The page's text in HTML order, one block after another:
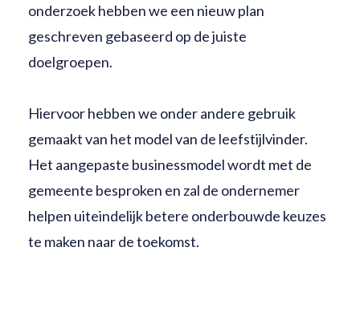
onderzoek hebben we een nieuw plan
geschreven gebaseerd op de juiste
doelgroepen.
Hiervoor hebben we onder andere gebruik
gemaakt van het model van de leefstijlvinder.
Het aangepaste businessmodel wordt met de
gemeente besproken en zal de ondernemer
helpen uiteindelijk betere onderbouwde keuzes
te maken naar de toekomst.